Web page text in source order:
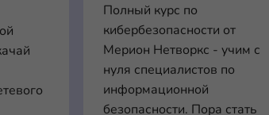
Полный курс по
кибербезопасности от
Мерион Нетворкс - учим с
нуля специалистов по
информационной
безопасности. Пора стать